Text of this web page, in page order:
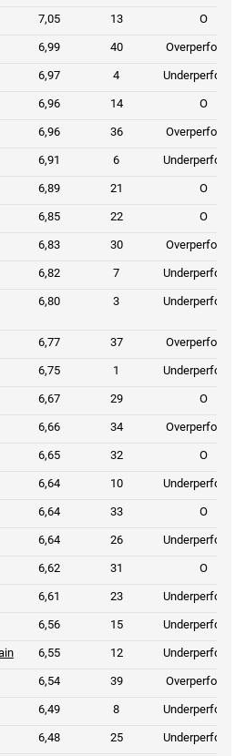
7,05 13 O
6,99 40 Overperformer
6,97 4 Underperformer
6,96 14 O
6,96 36 Overperformer
6,91 6 Underperformer
6,89 21 O
6,85 22 O
6,83 30 Overperformer
6,82 7 Underperformer
6,80 3 Underperformer
6,77 37 Overperformer
6,75 1 Underperformer
6,67 29 O
6,66 34 Overperformer
6,65 32 O
6,64 10 Underperformer
6,64 33 O
6,64 26 Underperformer
6,62 31 O
6,61 23 Underperformer
6,56 15 Underperformer
6,55 12 Underperformer
6,54 39 Overperformer
6,49 8 Underperformer
6,48 25 Underperformer